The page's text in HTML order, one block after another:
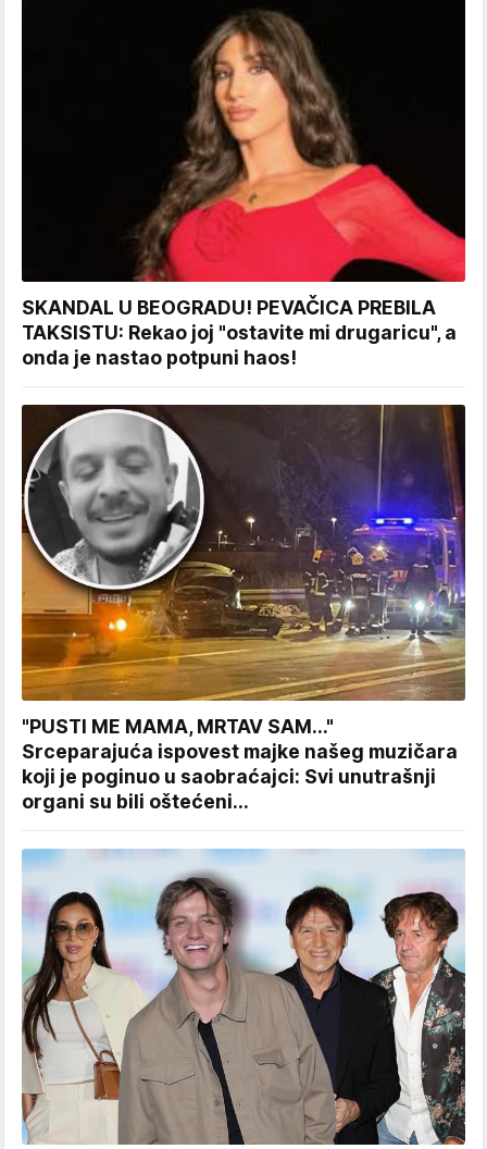
SKANDAL U BEOGRADU! PEVAČICA PREBILA
TAKSISTU: Rekao joj "ostavite mi drugaricu", a
onda je nastao potpuni haos!
"PUSTI ME MAMA, MRTAV SAM..."
Srceparajuća ispovest majke našeg muzičara
koji je poginuo u saobraćajci: Svi unutrašnji
organi su bili oštećeni...